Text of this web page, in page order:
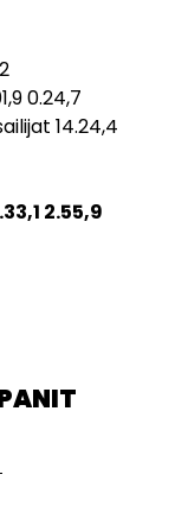
0.24,7
14.24,4
2.55,9